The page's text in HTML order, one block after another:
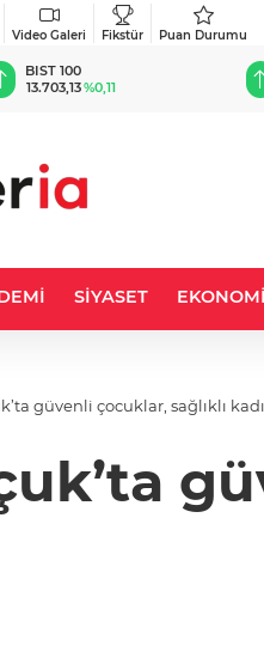
Video Galeri Fikstür Puan Durumu
USD
47,5919%0,06
SİYASET EKONOMİ
güvenli çocuklar, sağlıklı